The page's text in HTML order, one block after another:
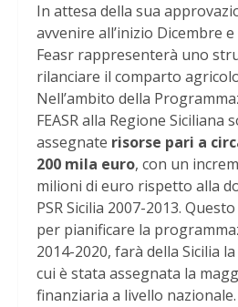
In attesa della sua
avvenire all’inizio Dicembre
Feasr rappresenterà uno
rilanciare il comparto
Nell’ambito della
FEASR alla Regione Siciliana
assegnate risorse pari a
200 mila euro, con un
milioni di euro rispetto alla
PSR Sicilia 2007-2013.
per pianificare la
2014-2020, farà della Sicilia
cui è stata assegnata la
finanziaria a livello nazionale.